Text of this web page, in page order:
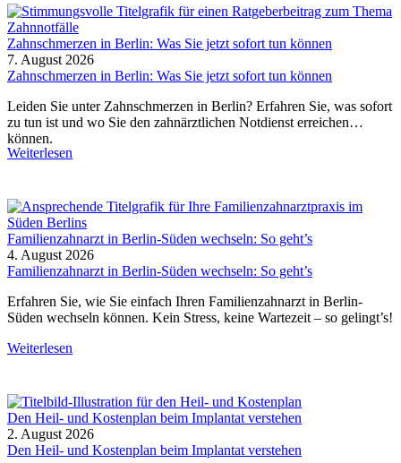
Zahnschmerzen in Berlin: Was Sie jetzt sofort tun können
7. August 2026
Zahnschmerzen in Berlin: Was Sie jetzt sofort tun können
Leiden Sie unter Zahnschmerzen in Berlin? Erfahren Sie, was sofort
zu tun ist und wo Sie den zahnärztlichen Notdienst erreichen
können.
Weiterlesen
Familienzahnarzt in Berlin-Süden wechseln: So geht’s
4. August 2026
Familienzahnarzt in Berlin-Süden wechseln: So geht’s
Erfahren Sie, wie Sie einfach Ihren Familienzahnarzt in Berlin-
Süden wechseln können. Kein Stress, keine Wartezeit – so gelingt’s!
Weiterlesen
Den Heil- und Kostenplan beim Implantat verstehen
2. August 2026
Den Heil- und Kostenplan beim Implantat verstehen